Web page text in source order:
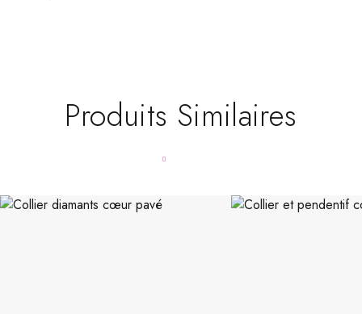
Produits Similaires